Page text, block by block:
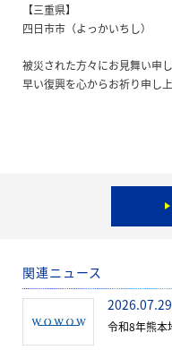
【三重県】
四日市市（よっかいちし）
被災された方々にお見舞い申
早い復興を心からお祈り申し上
関連ニュース
2026.07.29
令和8年熊本